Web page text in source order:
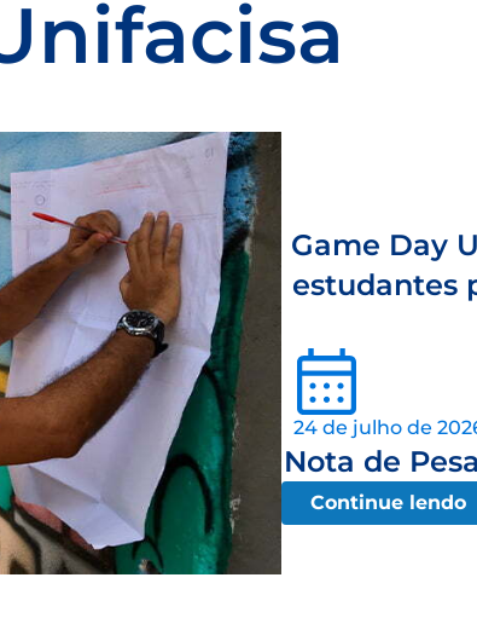
Game Day
estudantes
24 de julho de
Nota de
Continue lendo